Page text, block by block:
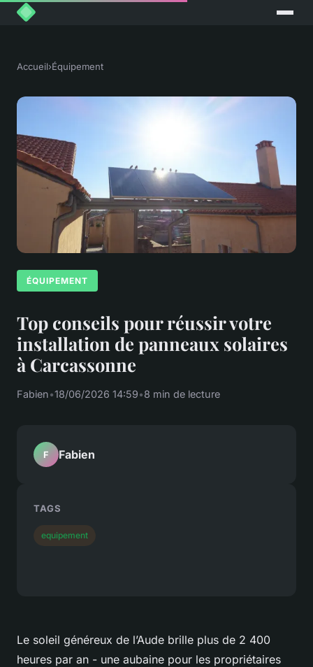
Accueil›Équipement
ÉQUIPEMENT
Top conseils pour réussir votre
installation de panneaux solaires
à Carcassonne
Fabien•18/06/2026 14:59•8 min de lecture
Le soleil généreux de l’Aude brille plus de 2 400
heures par an - une aubaine pour les propriétaires
F Fabien
TAGS
equipement